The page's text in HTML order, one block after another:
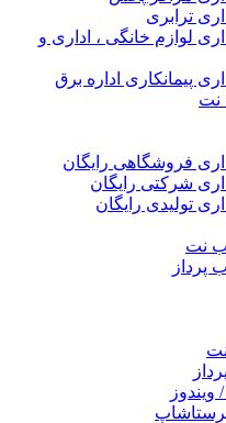
ترابری
لوازم خانگی ، اداری و
پیمانکاری اداره برق
نت
فروشگاهی رایگان
شرکتی رایگان
تولیدی رایگان
نت
پرداز